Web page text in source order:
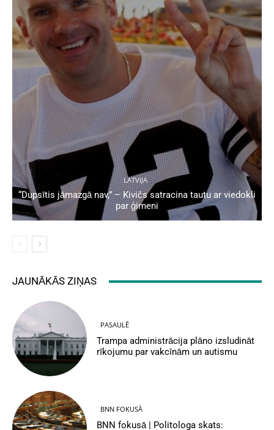
LATVIJA
“Dupsītis jāmazgā nav,” – Kivičs satracina tautu ar viedokli
par ģimeni
JAUNĀKĀS ZIŅAS
PASAULĒ
Trampa administrācija plāno izsludināt
rīkojumu par vakcīnām un autismu
BNN FOKUSĀ
BNN fokusā | Politologa skats: